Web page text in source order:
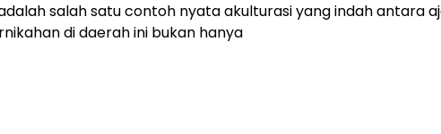
adalah salah satu contoh nyata akulturasi yang indah antara
di daerah ini bukan hanya